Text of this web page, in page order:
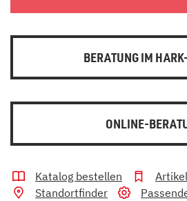
BERATUNG IM
ONLINE-
Katalog bestellen
Standortfinder